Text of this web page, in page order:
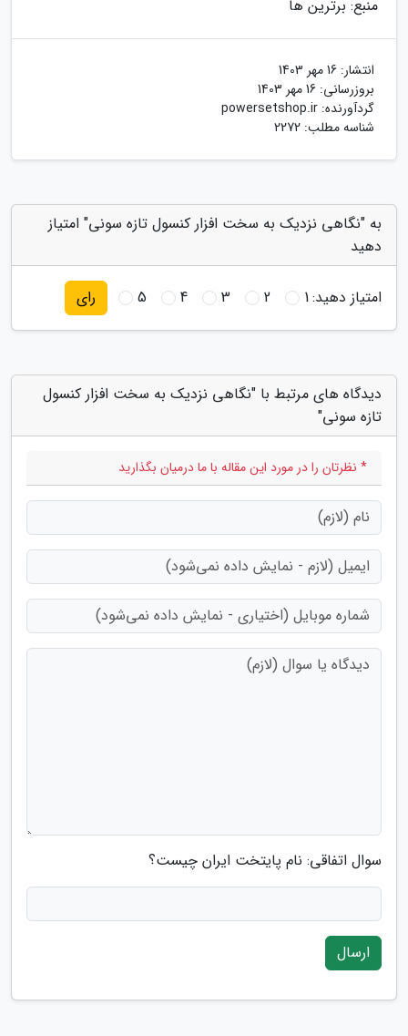
منبع: برترین ها
انتشار: 16 مهر 1403
بروزرسانی: 16 مهر 1403
گردآورنده: powersetshop.ir
شناسه مطلب: 2272
به "نگاهی نزدیک به سخت افزار کنسول تازه سونی" امتیاز
دهید
امتیاز دهید:1
2
3
4
5 رای
دیدگاه های مرتبط با "نگاهی نزدیک به سخت افزار کنسول
تازه سونی"
* نظرتان را در مورد این مقاله با ما درمیان بگذارید
سوال اتفاقی: نام پایتخت ایران چیست؟
ارسال